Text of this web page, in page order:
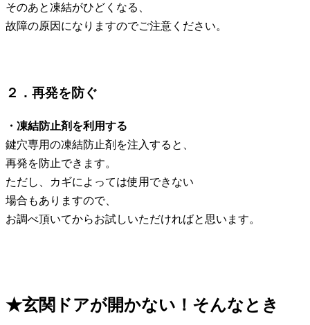
そのあと凍結がひどくなる、
故障の原因になりますのでご注意ください。
２．再発を防ぐ
・凍結防止剤を利用する
鍵穴専用の凍結防止剤を注入すると、
再発を防止できます。
ただし、カギによっては使用できない
場合もありますので、
お調べ頂いてからお試しいただければと思います。
★玄関ドアが開かない！そんなとき